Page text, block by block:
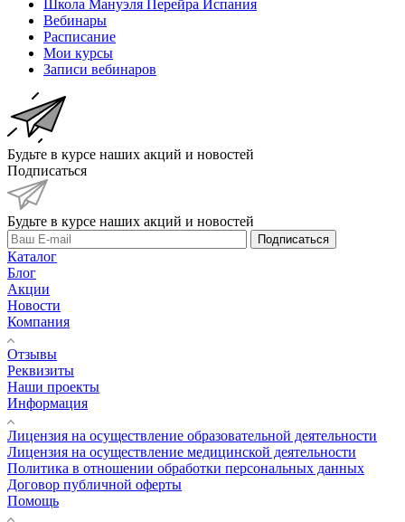
Школа Мануэля Перейра Испания
Вебинары
Расписание
Мои курсы
Записи вебинаров
Будьте в курсе наших акций и новостей
Подписаться
Будьте в курсе наших акций и новостей
Подписаться
Каталог
Блог
Акции
Новости
Компания
Отзывы
Реквизиты
Наши проекты
Информация
Лицензия на осуществление образовательной деятельности
Лицензия на осуществление медицинской деятельности
Политика в отношении обработки персональных данных
Договор публичной оферты
Помощь